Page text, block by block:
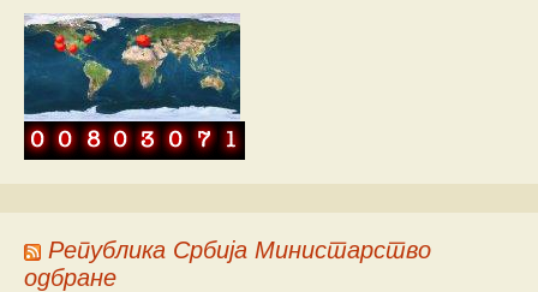
Република Србија Министарство
одбране